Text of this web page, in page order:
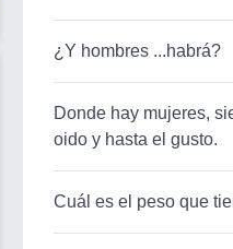
¿Y hombres ...habrá?
Donde hay mujeres,
oido y hasta el gusto.
Cuál es el peso que